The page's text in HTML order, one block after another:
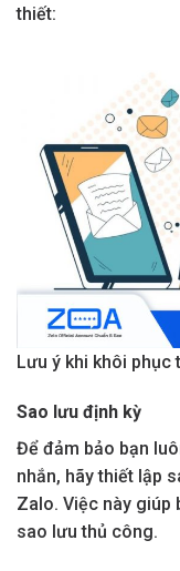
thiết:
Lưu ý khi khôi phục
Sao lưu định kỳ
Để đảm bảo bạn
nhắn, hãy thiết lập
Zalo. Việc này giúp
sao lưu thủ công.